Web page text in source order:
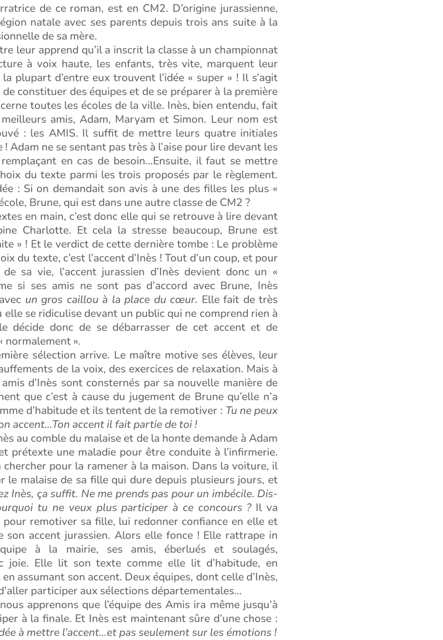
de ce roman, est en CM2. D’origine jurassienne,
natale avec ses parents depuis trois ans suite à la
de sa mère.
leur apprend qu’il a inscrit la classe à un championnat
à voix haute, les enfants, très vite, marquent leur
plupart d’entre eux trouvent l’idée « super » ! Il s’agit
constituer des équipes et de se préparer à la première
toutes les écoles de la ville. Inès, bien entendu, fait
amis, Adam, Maryam et Simon. Leur nom est
: les AMIS. Il suffit de mettre leurs quatre initiales
Adam ne se sentant pas très à l’aise pour lire devant les
en cas de besoin…Ensuite, il faut se mettre
du texte parmi les trois proposés par le règlement.
: Si on demandait son avis à une des filles les plus «
Brune, qui est dans une autre classe de CM2 ?
en main, c’est donc elle qui se retrouve à lire devant
Charlotte. Et cela la stresse beaucoup, Brune est
» ! Et le verdict de cette dernière tombe : Le problème
du texte, c’est l’accent d’Inès ! Tout d’un coup, et pour
sa vie, l’accent jurassien d’Inès devient donc un «
si ses amis ne sont pas d’accord avec Brune, Inès
un gros caillou à la place du cœur. Elle fait de très
elle se ridiculise devant un public qui ne comprend rien à
décide donc de se débarrasser de cet accent et de
normalement ».
sélection arrive. Le maître motive ses élèves, leur
de la voix, des exercices de relaxation. Mais à
d’Inès sont consternés par sa nouvelle manière de
que c’est à cause du jugement de Brune qu’elle n’a
d’habitude et ils tentent de la remotiver : Tu ne peux
accent…Ton accent il fait partie de toi !
au comble du malaise et de la honte demande à Adam
prétexte une maladie pour être conduite à l’infirmerie.
pour la ramener à la maison. Dans la voiture, il
le malaise de sa fille qui dure depuis plusieurs jours, et
Inès, ça suffit. Ne me prends pas pour un imbécile. Dis-
tu ne veux plus participer à ce concours ?Il va
remotiver sa fille, lui redonner confiance en elle et
son accent jurassien. Alors elle fonce ! Elle rattrape in
à la mairie, ses amis, éberlués et soulagés,
joie. Elle lit son texte comme elle lit d’habitude, en
assumant son accent. Deux équipes, dont celle d’Inès,
participer aux sélections départementales…
apprenons que l’équipe des Amis ira même jusqu’à
à la finale. Et Inès est maintenant sûre d’une chose :
à mettre l’accent…et pas seulement sur les émotions !